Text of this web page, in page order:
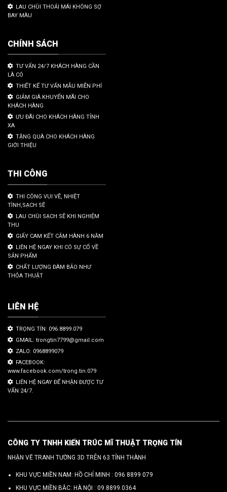
LAU CHÙI THOẢI MÁI KHÔNG SỢ
BAY MÀU
CHÍNH SÁCH
TƯ VẤN 24/7 KHÁCH HÀNG CẦN
LÀ CÓ
THIẾT KẾ TƯ VẤN MẪU MIỄN PHÍ
GIẢM GIÁ KHUYẾN MÃI CHO
KHÁCH HÀNG
ƯU ĐÃI CHO KHÁCH HÀNG TỈNH
XA
TẶNG QUÀ CHO KHÁCH HÀNG
GIỚI THIỆU
THI CÔNG
THI CÔNG VUI VẼ, NHIỆT
TÌNH,SẠCH SẼ
LAU CHÙI SẠCH SẼ KHI NGHIỆM
THU
GIẤY CAM KẾT CẢM HÀNH 6 NĂM
LIÊN HỆ NGAY KHI CÓ SỰ CỐ VỀ
SẢN PHẨM
CHẤT LƯỢNG ĐÀM BẢO NHƯ
THỎA THUẬT
LIÊN HỆ
TRỌNG TÍN: 096.8899.079
GMAIL: trongtin7799@gmail.com
ZALO: 0968899079
FACEBOOK:
www.facebook.com/trong.tin.079
LIÊN HỆ NGAY ĐỂ NHẬN ĐƯỢC TƯ
VẤN 24/7.
CÔNG TY TNHH KIẾN TRÚC MĨ THUẬT TRỌNG TÍN
NHẬN VẼ TRANH TƯỜNG 3D TRÊN 63 TỈNH THÀNH
KHU VỰC MIỀN NAM: HỒ CHÍ MINH : 096 8899 079
KHU VỰC MIỀN BẮC: HÀ NỘI : 09.8899.0364